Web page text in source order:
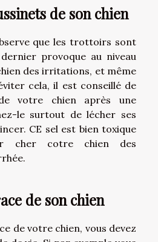
de son chien
que les trottoirs sont
provoque au niveau
des irritations, et même
cela, il est conseillé de
votre chien après une
le surtout de lécher ses
CE sel est bien toxique
cher cotre chien des
de son chien
de votre chien, vous devez